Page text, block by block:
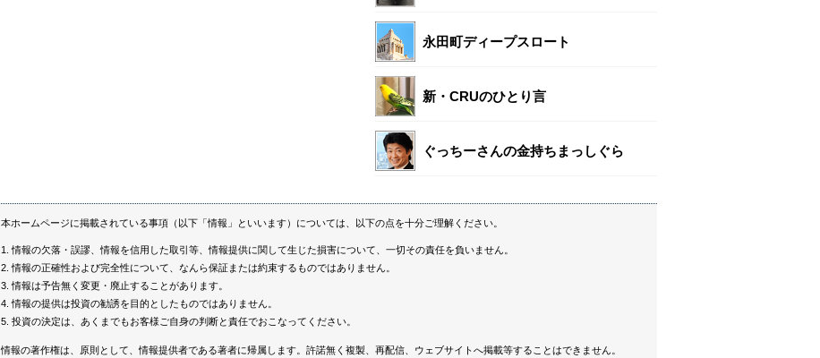
永田町ディープスロート
新・CRUのひとり言
ぐっちーさんの金持ちまっしぐら
本ホームページに掲載されている事項（以下「情報」といいます）については、以下の点を十分ご理解ください。
情報の欠落・誤謬、情報を信用した取引等、情報提供に関して生じた損害について、一切その責任を負いません。
情報の正確性および完全性について、なんら保証または約束するものではありません。
情報は予告無く変更・廃止することがあります。
情報の提供は投資の勧誘を目的としたものではありません。
投資の決定は、あくまでもお客様ご自身の判断と責任でおこなってください。
情報の著作権は、原則として、情報提供者である著者に帰属します。許諾無く複製、再配信、ウェブサイトへ掲載等することはできません。